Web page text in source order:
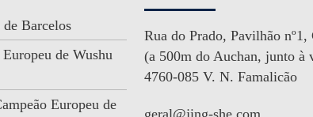
Barcelos
de Wushu
Europeu de
Rua do Prado, Pavilhão nº1,
(a 500m do Auchan, junto à
4760-085 V. N. Famalicão